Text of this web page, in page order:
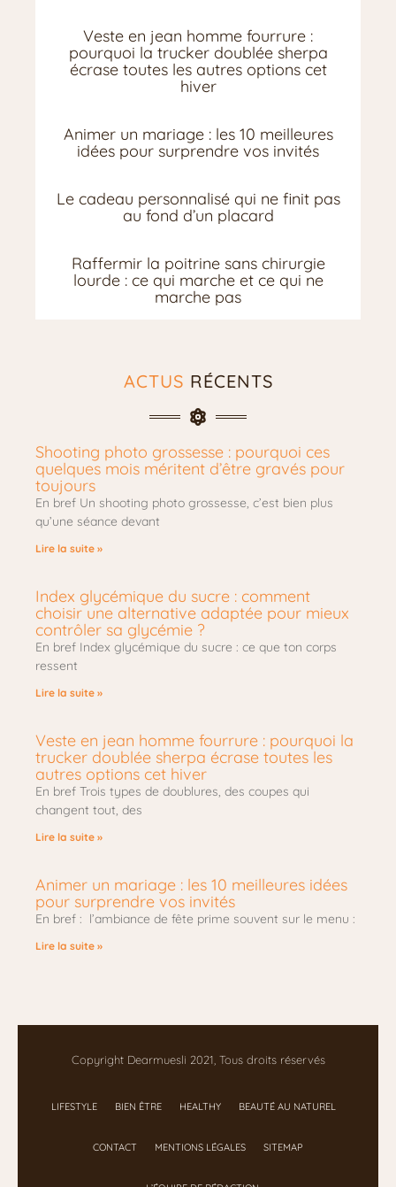
Veste en jean homme fourrure :
pourquoi la trucker doublée sherpa
écrase toutes les autres options cet
hiver
Animer un mariage : les 10 meilleures
idées pour surprendre vos invités
Le cadeau personnalisé qui ne finit pas
au fond d’un placard
Raffermir la poitrine sans chirurgie
lourde : ce qui marche et ce qui ne
marche pas
ACTUS RÉCENTS
Shooting photo grossesse : pourquoi ces
quelques mois méritent d’être gravés pour
toujours
En bref Un shooting photo grossesse, c’est bien plus
qu’une séance devant
Lire la suite »
Index glycémique du sucre : comment
choisir une alternative adaptée pour mieux
contrôler sa glycémie ?
En bref Index glycémique du sucre : ce que ton corps
ressent
Lire la suite »
Veste en jean homme fourrure : pourquoi la
trucker doublée sherpa écrase toutes les
autres options cet hiver
En bref Trois types de doublures, des coupes qui
changent tout, des
Lire la suite »
Animer un mariage : les 10 meilleures idées
pour surprendre vos invités
En bref : l’ambiance de fête prime souvent sur le menu :
Lire la suite »
Copyright Dearmuesli 2021, Tous droits réservés
LIFESTYLE BIEN ÊTRE HEALTHY BEAUTÉ AU NATUREL
CONTACT MENTIONS LÉGALES SITEMAP